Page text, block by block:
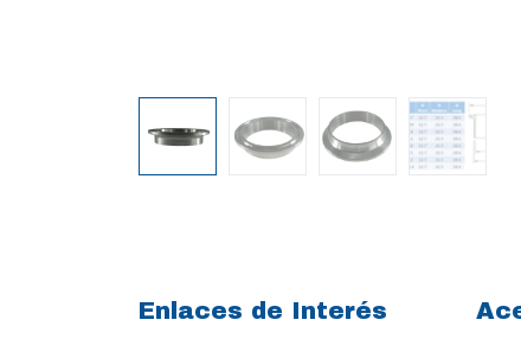
Enlaces de Interés